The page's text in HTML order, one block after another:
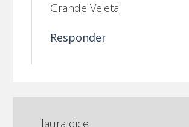
Grande Vejeta!
Responder
laura dice